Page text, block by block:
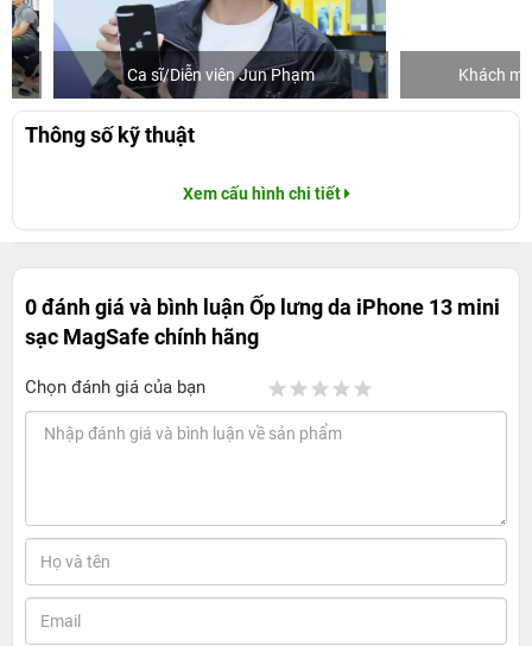
Ca sĩ/Diễn viên Jun Phạm Khách mua
Thông số kỹ thuật
Xem cấu hình chi tiết
0 đánh giá và bình luậnỐp lưng da iPhone 13 mini
sạc MagSafe chính hãng
Chọn đánh giá của bạn